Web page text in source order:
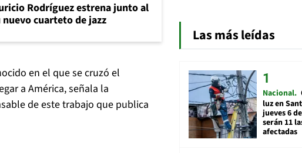
Rodríguez estrena junto al
cuarteto de jazz
en el que se cruzó el
a América, señala la
de este trabajo que publica
Las más leídas
Nacional
luz en
jueves 6
serán 11
afectadas